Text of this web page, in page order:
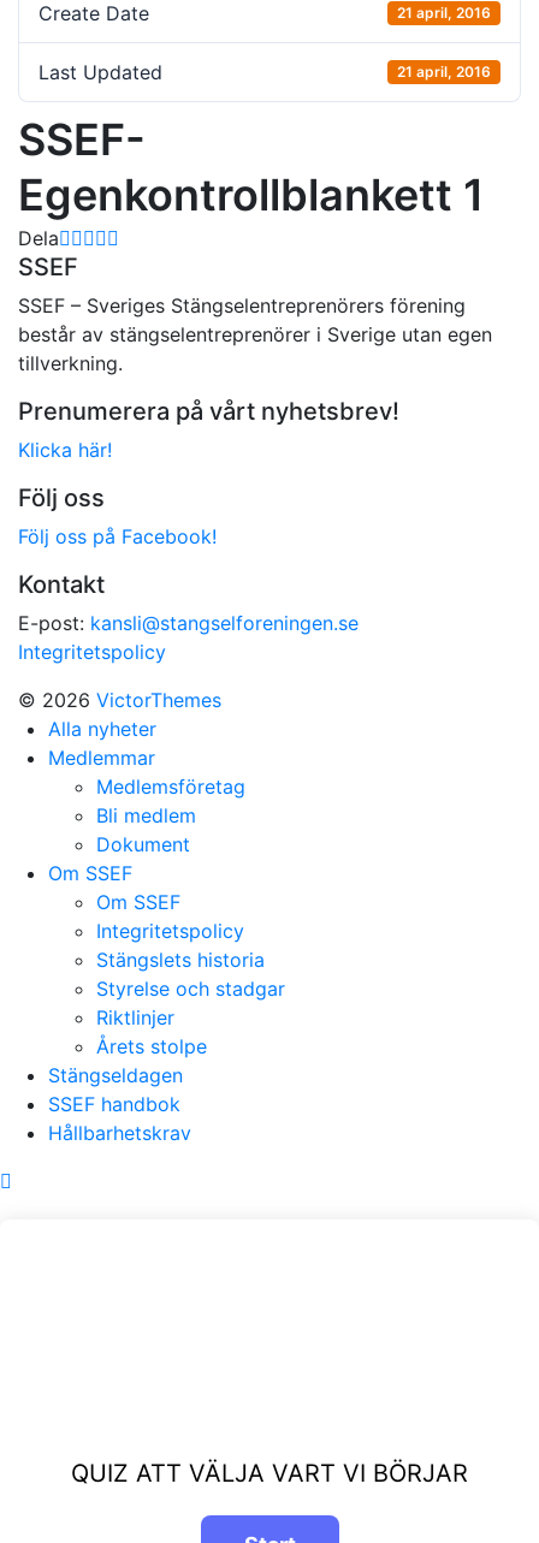
Create Date 21 april, 2016
Last Updated 21 april, 2016
SSEF-
Egenkontrollblankett 1
Dela
SSEF
SSEF – Sveriges Stängselentreprenörers förening
består av stängselentreprenörer i Sverige utan egen
tillverkning.
Prenumerera på vårt nyhetsbrev!
Klicka här!
Följ oss
Följ oss på Facebook!
Kontakt
E-post: kansli@stangselforeningen.se
Integritetspolicy
© 2026 VictorThemes
Alla nyheter
Medlemmar
Medlemsföretag
Bli medlem
Dokument
Om SSEF
Om SSEF
Integritetspolicy
Stängslets historia
Styrelse och stadgar
Riktlinjer
Årets stolpe
Stängseldagen
SSEF handbok
Hållbarhetskrav
QUIZ ATT VÄLJA VART VI BÖRJAR